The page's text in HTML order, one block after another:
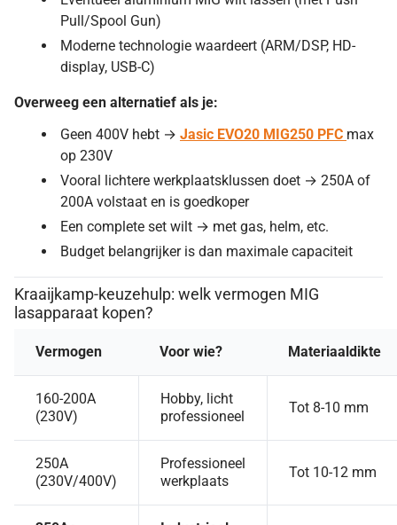
Pull/Spool Gun)
Moderne technologie waardeert (ARM/DSP, HD-
display, USB-C)
Overweeg een alternatief als je:
Geen 400V hebt → Jasic EVO20 MIG250 PFC max
op 230V
Vooral lichtere werkplaatsklussen doet → 250A of
200A volstaat en is goedkoper
Een complete set wilt → met gas, helm, etc.
Budget belangrijker is dan maximale capaciteit
Kraaijkamp-keuzehulp: welk vermogen MIG
lasapparaat kopen?
Vermogen Voor wie? Materiaaldikte
160-200A
(230V)
Hobby, licht
professioneel
Tot 8-10 mm
250A
(230V/400V)
Professioneel
werkplaats
Tot 10-12 mm